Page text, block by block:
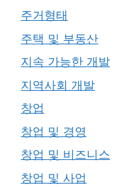
주거형태
주택 및 부동산
지속 가능한 개발
지역사회 개발
창업
창업 및 경영
창업 및 비즈니스
창업 및 사업